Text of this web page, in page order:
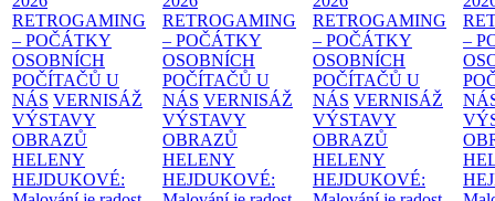
RETROGAMING
– POČÁTKY
OSOBNÍCH
POČÍTAČŮ U
NÁS VERNISÁŽ
VÝSTAVY
OBRAZŮ
HELENY
HEJDUKOVÉ:
RETROGAMING
– POČÁTKY
OSOBNÍCH
POČÍTAČŮ U
NÁS VERNISÁŽ
VÝSTAVY
OBRAZŮ
HELENY
HEJDUKOVÉ:
RETROGAMING
– POČÁTKY
OSOBNÍCH
POČÍTAČŮ U
NÁS VERNISÁŽ
VÝSTAVY
OBRAZŮ
HELENY
HEJDUKOVÉ:
–